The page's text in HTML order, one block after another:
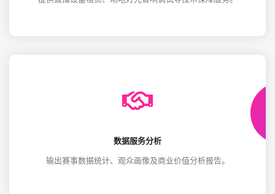
数据服务分析
输出赛事数据统计、观众画像及商业价值分析报告。